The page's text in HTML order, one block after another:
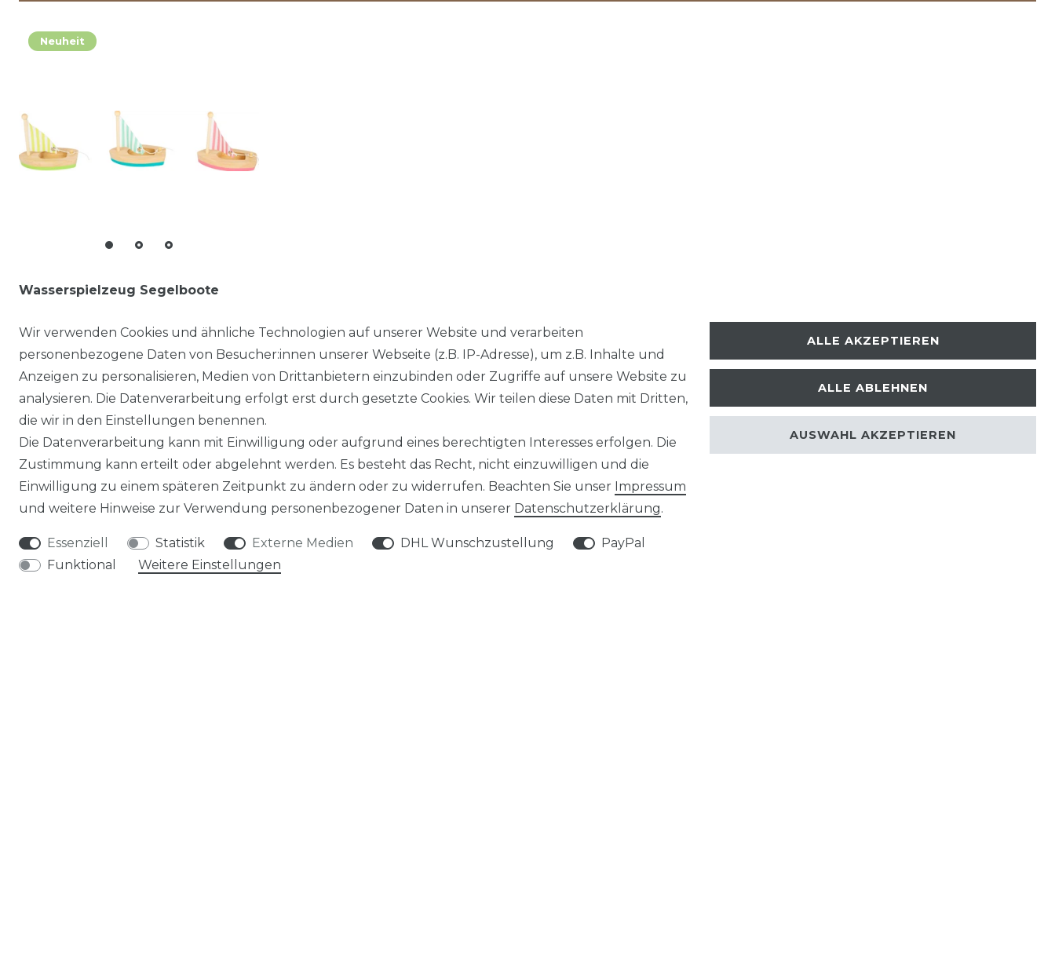
Neuheit
Wasserspielzeug Segelboote
RECHTLICHES
AGB
SERVICE
KONTAKT
Wir verwenden Cookies und ähnliche Technologien auf unserer Website und verarbeiten
personenbezogene Daten von Besucher:innen unserer Webseite (z.B. IP-Adresse), um z.B. Inhalte und
Anzeigen zu personalisieren, Medien von Drittanbietern einzubinden oder Zugriffe auf unsere Website zu
analysieren. Die Datenverarbeitung erfolgt erst durch gesetzte Cookies. Wir teilen diese Daten mit Dritten,
die wir in den Einstellungen benennen.
Die Datenverarbeitung kann mit Einwilligung oder aufgrund eines berechtigten Interesses erfolgen. Die
Zustimmung kann erteilt oder abgelehnt werden. Es besteht das Recht, nicht einzuwilligen und die
Einwilligung zu einem späteren Zeitpunkt zu ändern oder zu widerrufen. Beachten Sie unser Impressum
und weitere Hinweise zur Verwendung personenbezogener Daten in unserer Daten­schutz­erklärung.
Essenziell Statistik Externe Medien DHL Wunschzustellung
PayPal
Funktional
Weitere Einstellungen
ALLE AKZEPTIEREN
ALLE ABLEHNEN
AUSWAHL AKZEPTIEREN